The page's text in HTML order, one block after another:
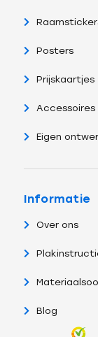
Posters
Prijskaartjes
Accessoires
Eigen
Informatie
Over ons
Blog